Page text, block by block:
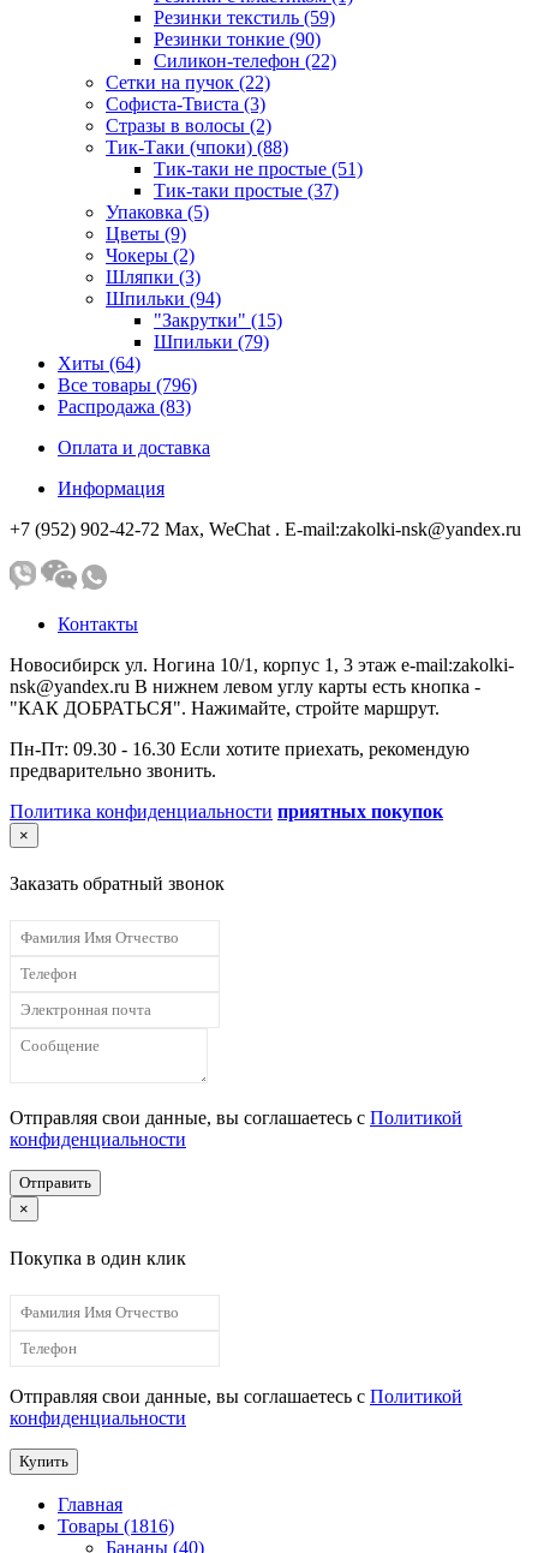
Резинки текстиль (59)
Резинки тонкие (90)
Силикон-телефон (22)
Сетки на пучок (22)
Софиста-Твиста (3)
Стразы в волосы (2)
Тик-Таки (чпоки) (88)
Тик-таки не простые (51)
Тик-таки простые (37)
Упаковка (5)
Цветы (9)
Чокеры (2)
Шляпки (3)
Шпильки (94)
"Закрутки" (15)
Шпильки (79)
Хиты (64)
Все товары (796)
Распродажа (83)
Оплата и доставка
Информация
+7 (952) 902-42-72 Мах, WeChat . E-mail:zakolki-nsk@yandex.ru
Контакты
Новосибирск ул. Ногина 10/1, корпус 1, 3 этаж e-mail:zakolki-
nsk@yandex.ru В нижнем левом углу карты есть кнопка -
"КАК ДОБРАТЬСЯ". Нажимайте, стройте маршрут.
Пн-Пт: 09.30 - 16.30 Если хотите приехать, рекомендую
предварительно звонить.
Политика конфиденциальности приятных покупок
×
Заказать обратный звонок
Отправляя свои данные, вы соглашаетесь с Политикой
конфиденциальности
Отправить
×
Покупка в один клик
Отправляя свои данные, вы соглашаетесь с Политикой
конфиденциальности
Купить
Главная
Товары (1816)
Бананы (40)